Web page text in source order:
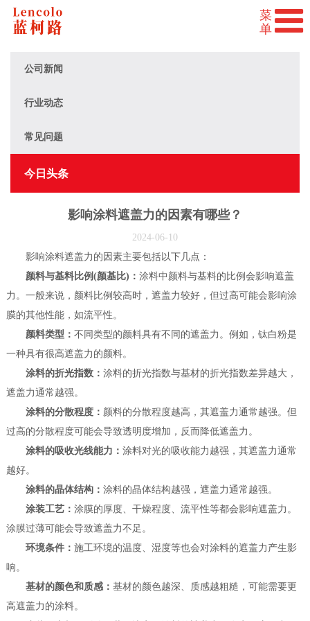
公司新闻
行业动态
常见问题
今日头条
影响涂料遮盖力的因素有哪些？
2024-06-10
影响涂料遮盖力的因素主要包括以下几点：
颜料与基料比例(颜基比)： 涂料中颜料与基料的比例会影响遮盖
力。一般来说，颜料比例较高时，遮盖力较好，但过高可能会影响涂
膜的其他性能，如流平性。
颜料类型： 不同类型的颜料具有不同的遮盖力。例如，钛白粉是
一种具有很高遮盖力的颜料。
涂料的折光指数： 涂料的折光指数与基材的折光指数差异越大，
遮盖力通常越强。
涂料的分散程度： 颜料的分散程度越高，其遮盖力通常越强。但
过高的分散程度可能会导致透明度增加，反而降低遮盖力。
涂料的吸收光线能力： 涂料对光的吸收能力越强，其遮盖力通常
越好。
涂料的晶体结构： 涂料的晶体结构越强，遮盖力通常越强。
涂装工艺： 涂膜的厚度、干燥程度、流平性等都会影响遮盖力。
涂膜过薄可能会导致遮盖力不足。
环境条件： 施工环境的温度、湿度等也会对涂料的遮盖力产生影
响。
基材的颜色和质感： 基材的颜色越深、质感越粗糙，可能需要更
高遮盖力的涂料。